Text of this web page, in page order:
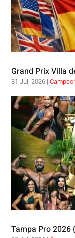
Grand Prix Villa
31 Jul, 2026 |
Tampa Pro 2026